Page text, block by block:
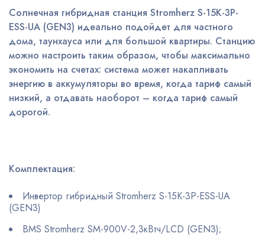
Солнечная гибридная станция Stromherz S-15K-3Р-
ESS-UA (GEN3) идеально подойдет для частного
дома, таунхауса или для большой квартиры. Станцию
можно настроить таким образом, чтобы максимально
экономить на счетах: система может накапливать
энергию в аккумуляторы во время, когда тариф самый
низкий, а отдавать наоборот – когда тариф самый
дорогой.
Комплектация:
Инвертор гибридный Stromherz S-15K-3Р-ESS-UA
(GEN3)
BMS Stromherz SM-900V-2,3кВтч/LCD (GEN3);